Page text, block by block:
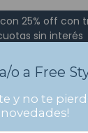
25% off con
sin interés
o a Free
y no te
novedades!